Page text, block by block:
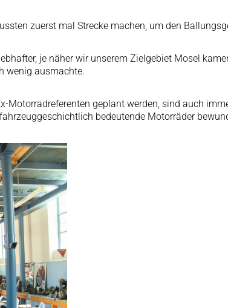
zuerst mal Strecke machen, um den
je näher wir unserem Zielgebiet Mosel
wenig ausmachte.
Motorradreferenten geplant werden, sind auch
bedeutende Motorräder